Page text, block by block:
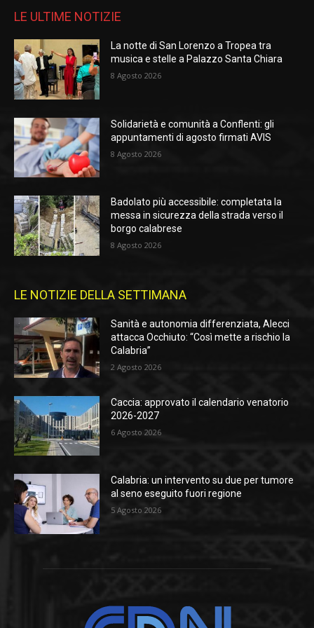
LE ULTIME NOTIZIE
La notte di San Lorenzo a Tropea tra
musica e stelle a Palazzo Santa Chiara
8 Agosto 2026
Solidarietà e comunità a Conflenti: gli
appuntamenti di agosto firmati AVIS
8 Agosto 2026
Badolato più accessibile: completata la
messa in sicurezza della strada verso il
borgo calabrese
8 Agosto 2026
LE NOTIZIE DELLA SETTIMANA
Sanità e autonomia differenziata, Alecci
attacca Occhiuto: “Così mette a rischio la
Calabria”
2 Agosto 2026
Caccia: approvato il calendario venatorio
2026-2027
6 Agosto 2026
Calabria: un intervento su due per tumore
al seno eseguito fuori regione
5 Agosto 2026